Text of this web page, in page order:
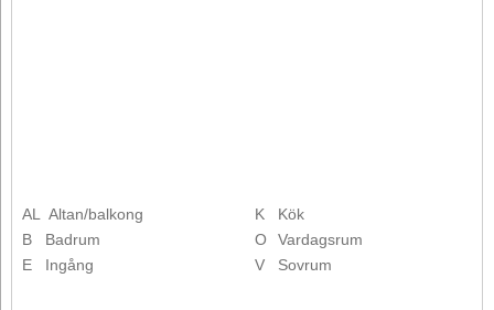
AL
Altan/balkong
B
Badrum
E
Ingång
K
Kök
O
Vardagsrum
V
Sovrum